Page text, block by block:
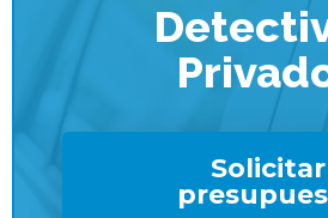
Solicitar